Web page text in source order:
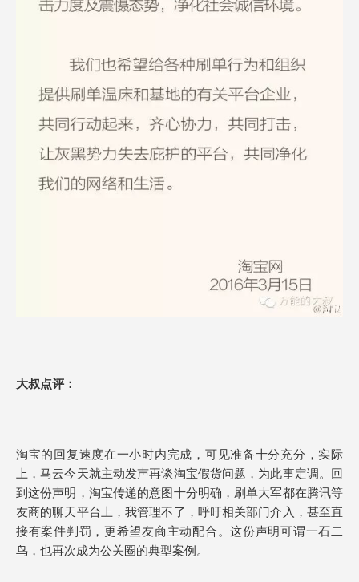
大叔点评：
淘宝的回复速度在一小时内完成，可见准备十分充分，实际
上，马云今天就主动发声再谈淘宝假货问题，为此事定调。回
到这份声明，淘宝传递的意图十分明确，刷单大军都在腾讯等
友商的聊天平台上，我管理不了，呼吁相关部门介入，甚至直
接有案件判罚，更希望友商主动配合。这份声明可谓一石二
鸟，也再次成为公关圈的典型案例。